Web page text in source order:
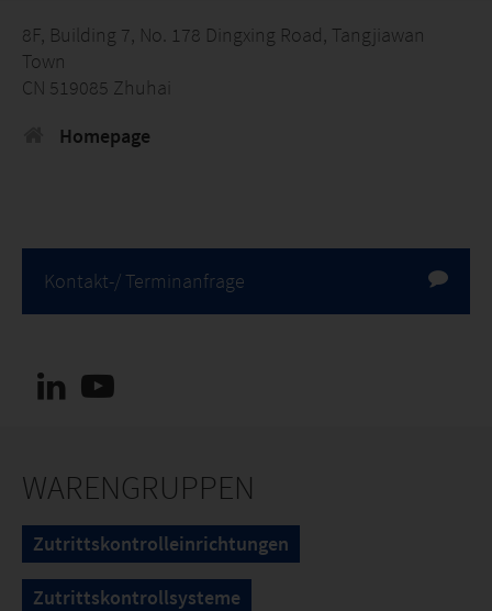
8F, Building 7, No. 178 Dingxing Road, Tangjiawan
Town
CN 519085 Zhuhai
Homepage
Kontakt-/ Terminanfrage
WARENGRUPPEN
Zutrittskontrolleinrichtungen
Zutrittskontrollsysteme